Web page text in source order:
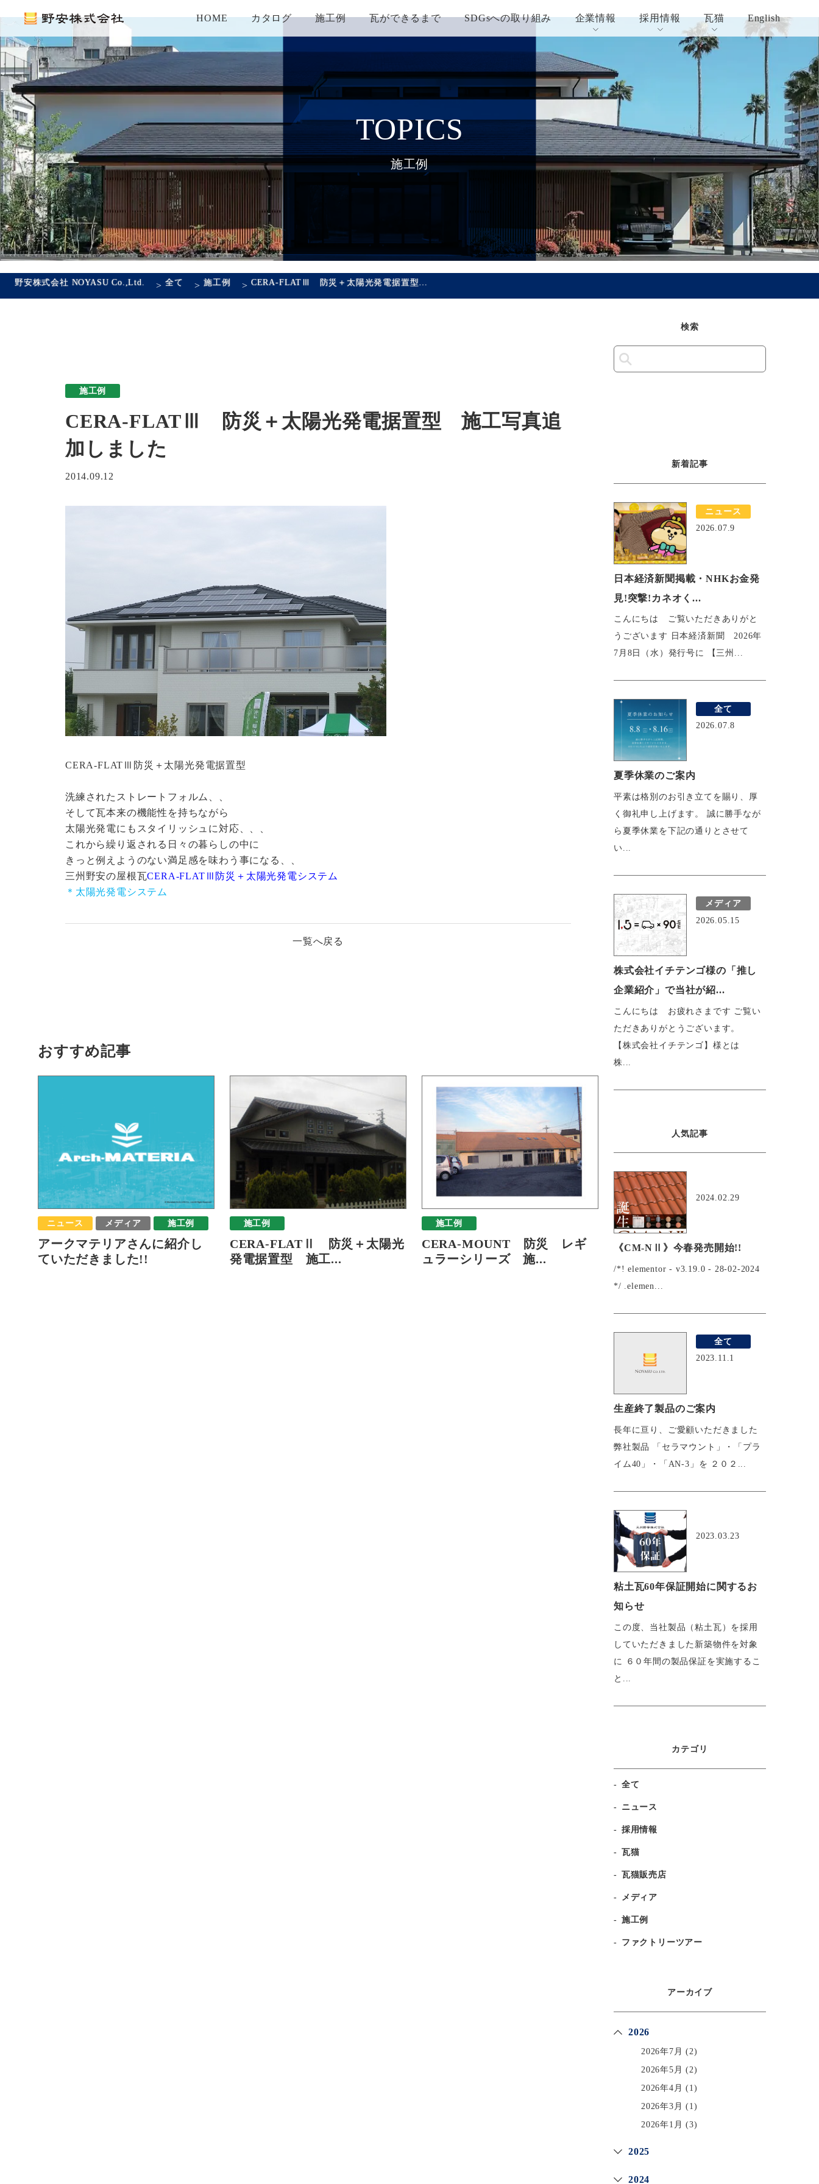
HOME カタログ 施工例 瓦ができるまで SDGsへの取り組み 企業情報 採用情報 瓦猫 English
TOPICS
施工例
野安株式会社 NOYASU Co.,Ltd. >全て >施工例 > CERA-FLATⅢ 防災＋太陽光発電据置型 施工写真追加しました
施工例
CERA-FLATⅢ 防災＋太陽光発電据置型 施工写真追
加しました
2014.09.12
CERA-FLATⅢ防災＋太陽光発電据置型
洗練されたストレートフォルム、、
そして瓦本来の機能性を持ちながら
太陽光発電にもスタイリッシュに対応、、、
これから繰り返される日々の暮らしの中に
きっと例えようのない満足感を味わう事になる、、
三州野安の屋根瓦CERA-FLATⅢ防災＋太陽光発電システム
＊太陽光発電システム
一覧へ戻る
おすすめ記事
ニュース メディア 施工例
アークマテリアさんに紹介し
ていただきました!!
施工例
CERA-FLATⅡ 防災＋太陽光
発電据置型 施工...
施工例
CERA-MOUNT 防災 レギ
ュラーシリーズ 施...
検索
新着記事
ニュース
2026.07.9
日本経済新聞掲載・NHKお金発
見!突撃!カネオく...
こんにちは ご覧いただきありがと
うございます 日本経済新聞 2026年
7月8日（水）発行号に 【三州...
全て
2026.07.8
夏季休業のご案内
平素は格別のお引き立てを賜り、厚
く御礼申し上げます。 誠に勝手なが
ら夏季休業を下記の通りとさせて
い...
メディア
2026.05.15
株式会社イチテンゴ様の「推し
企業紹介」で当社が紹...
こんにちは お疲れさまです ご覧い
ただきありがとうございます。
【株式会社イチテンゴ】様とは
株...
人気記事
2024.02.29
《CM-NⅡ》今春発売開始!!
/*! elementor - v3.19.0 - 28-02-2024
*/ .elemen...
全て
2023.11.1
生産終了製品のご案内
長年に亘り、ご愛顧いただきました
弊社製品 「セラマウント」・「プラ
イム40」・「AN-3」を ２０２...
2023.03.23
粘土瓦60年保証開始に関するお
知らせ
この度、当社製品（粘土瓦）を採用
していただきました新築物件を対象
に ６０年間の製品保証を実施するこ
と...
カテゴリ
全て
ニュース
採用情報
瓦猫
瓦猫販売店
メディア
施工例
ファクトリーツアー
アーカイブ
2026
2026年7月 (2)
2026年5月 (2)
2026年4月 (1)
2026年3月 (1)
2026年1月 (3)
2025
2024